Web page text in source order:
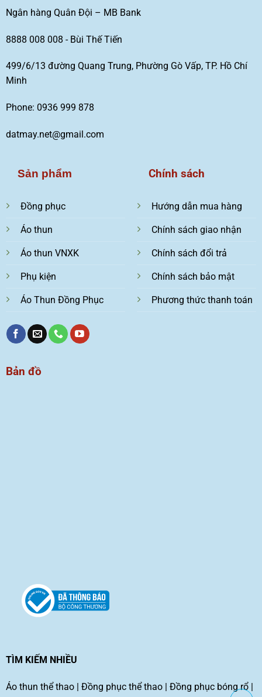
Ngân hàng Quân Đội – MB Bank
8888 008 008 - Bùi Thế Tiến
499/6/13 đường Quang Trung, Phường Gò Vấp, TP. Hồ Chí
Minh
Phone: 0936 999 878
datmay.net@gmail.com
Sản phẩm
Đồng phục
Áo thun
Áo thun VNXK
Phụ kiện
Áo Thun Đồng Phục
Chính sách
Hướng dẫn mua hàng
Chính sách giao nhận
Chính sách đổi trả
Chính sách bảo mật
Phương thức thanh toán
Bản đồ
TÌM KIẾM NHIỀU
Áo thun thể thao| Đồng phục thể thao| Đồng phục bóng rổ|